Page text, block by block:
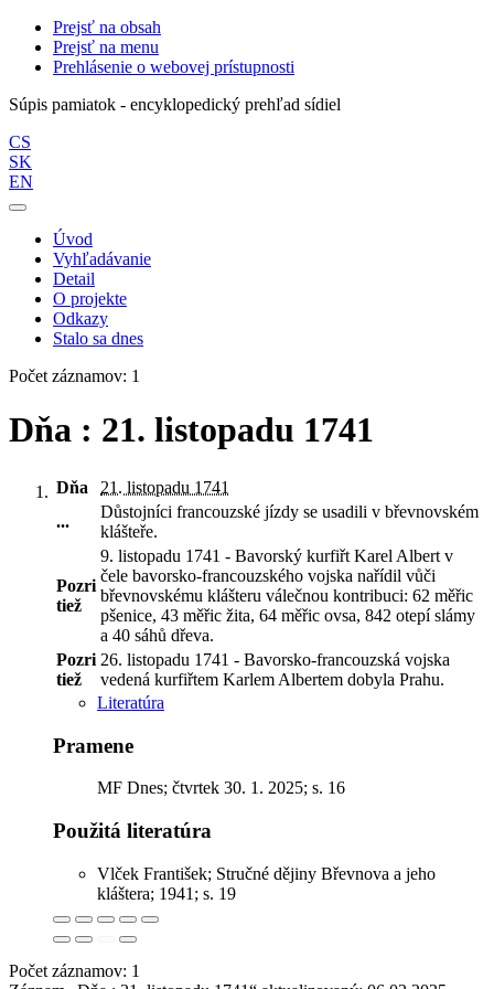
Prejsť na obsah
Prejsť na menu
Prehlásenie o webovej prístupnosti
Súpis pamiatok - encyklopedický prehľad sídiel
CS
SK
EN
Úvod
Vyhľadávanie
Detail
O projekte
Odkazy
Stalo sa dnes
Počet záznamov: 1
Dňa : 21. listopadu 1741
Dňa
21. listopadu 1741
...
Důstojníci francouzské jízdy se usadili v břevnovském
klášteře.
Pozri
tiež
9. listopadu 1741 - Bavorský kurfiřt Karel Albert v
čele bavorsko-francouzského vojska nařídil vůči
břevnovskému klášteru válečnou kontribuci: 62 měřic
pšenice, 43 měřic žita, 64 měřic ovsa, 842 otepí slámy
a 40 sáhů dřeva.
Pozri
tiež
26. listopadu 1741 - Bavorsko-francouzská vojska
vedená kurfiřtem Karlem Albertem dobyla Prahu.
Literatúra
Pramene
MF Dnes; čtvrtek 30. 1. 2025; s. 16
Použitá literatúra
Vlček František; Stručné dějiny Břevnova a jeho
kláštera; 1941; s. 19
Počet záznamov: 1